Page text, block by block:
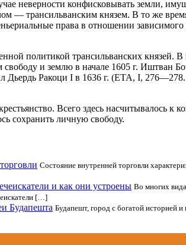
неверности конфисковывать земли,
— трансильванским князем. В то же
права в отношении
политикой трансильванских
свободу и землю в начале 1605 г. Иштван
Дьердь Ракоци I в 1636 г. (ETA, I,
Всего здесь
сохранить личную свободу.
Состояние внутренней торговли
и как они устроены Во многих
[…]
Будапешта Будапешт, город с богатой историей